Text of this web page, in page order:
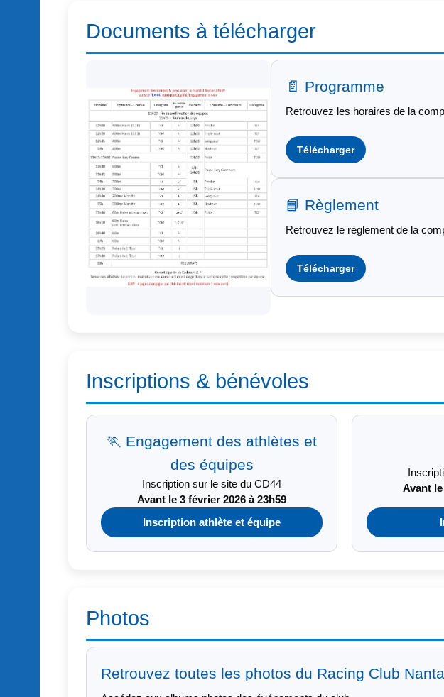
Documents à télécharger
📄 Programme
Retrouvez les horaires de la
Télécharger
📘 Règlement
Retrouvez le règlement de la
Télécharger
Inscriptions & bénévoles
🏃 Engagement des athlètes et
des équipes
Inscription sur le site du CD44
Avant le 3 février 2026 à 23h59
Inscription athlète et équipe
Avant
Photos
Retrouvez toutes les photos du Racing Club